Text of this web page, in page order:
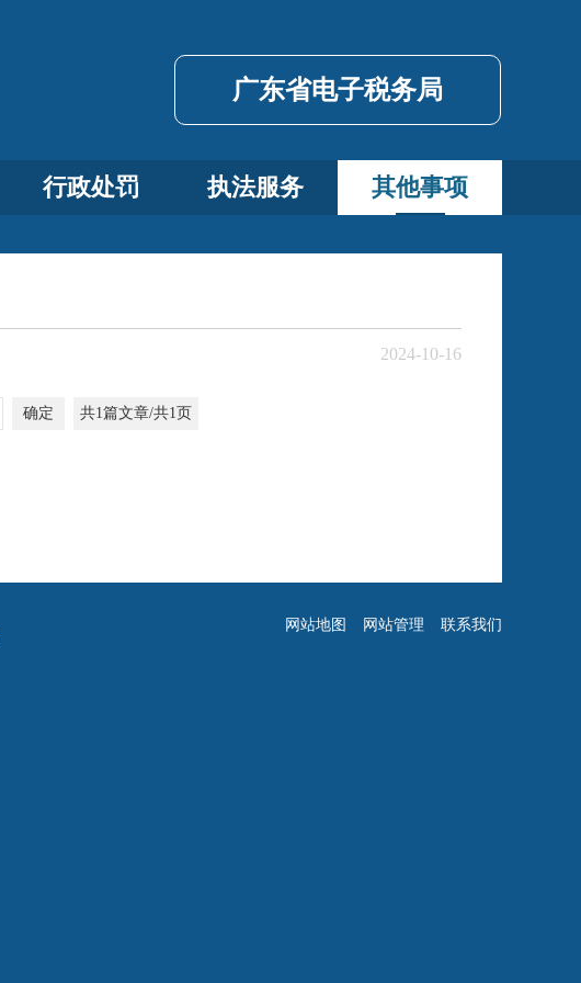
广东省电子税务局
行政处罚 执法服务 其他事项
2024-10-16
确定 共1篇文章/共1页
网站地图 网站管理 联系我们